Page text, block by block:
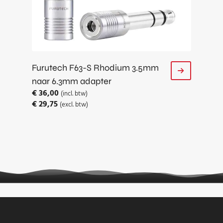
Furutech F63-S Rhodium 3.5mm
naar 6.3mm adapter
€36,00 (incl. btw)
€29,75 (excl. btw)